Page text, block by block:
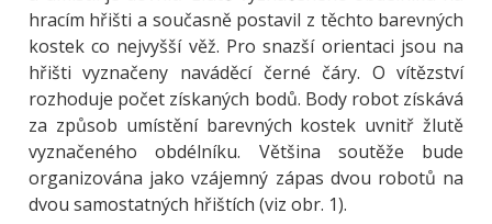
hracím hřišti a současně postavil z těchto barevných
kostek co nejvyšší věž. Pro snazší orientaci jsou na
hřišti vyznačeny naváděcí černé čáry. O vítězství
rozhoduje počet získaných bodů. Body robot získává
za způsob umístění barevných kostek uvnitř žlutě
vyznačeného obdélníku. Většina soutěže bude
organizována jako vzájemný zápas dvou robotů na
dvou samostatných hřištích (viz obr. 1).